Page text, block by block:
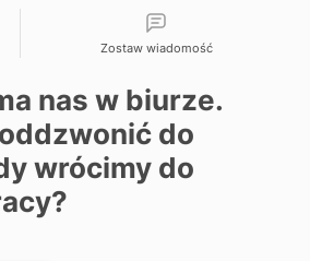
Zostaw wiadomość
nas w biurze.
do
wrócimy do